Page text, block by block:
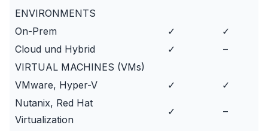
ENVIRONMENTS
On-Prem
✓
✓
Cloud und Hybrid
✓
–
VIRTUAL MACHINES (VMs)
VMware, Hyper-V
✓
✓
Nutanix, Red Hat
Virtualization
✓ –